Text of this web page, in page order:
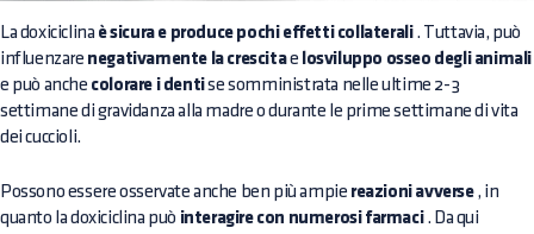
La doxiciclina è sicura e produce pochi effetti collaterali. Tuttavia, può
influenzare negativamente la crescitae losviluppo osseo degli animali
e può anche colorare i dentise somministrata nelle ultime 2-3
settimane di gravidanza alla madre o durante le prime settimane di vita
dei cuccioli.
Possono essere osservate anche ben più ampie reazioni avverse, in
quanto la doxiciclina può interagire con numerosi farmaci. Da qui